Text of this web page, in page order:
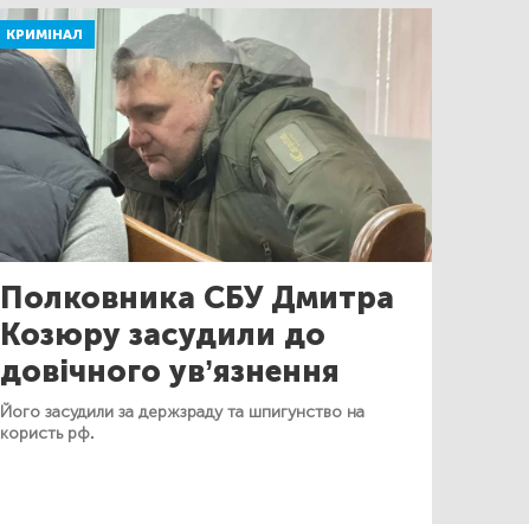
КРИМІНАЛ
Полковника СБУ Дмитра
Козюру засудили до
довічного ув’язнення
Його засудили за держзраду та шпигунство на
користь рф.